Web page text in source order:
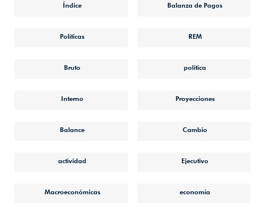
Índice Balanza de Pagos
Políticas REM
Bruto política
Interno Proyecciones
Balance Cambio
actividad Ejecutivo
Macroeconómicas economía